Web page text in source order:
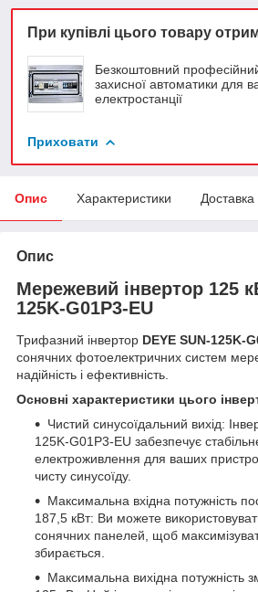
При купівлі цього товару
Безкоштовний професійний
захисної автоматики для
електростанції
Приховати
Опис Характеристики Доставка
Опис
Мережевий інвертор 125
125K-G01P3-EU
Трифазний інвертор DEYE SUN-125K-
сонячних фотоелектричних систем
надійність і ефективність.
Основні характеристики цього
Чистий синусоїдальний вихід:
125K-G01P3-EU забезпечує
електроживлення для ваших
чисту синусоїду.
Максимальна вхідна потужність
187,5 кВт: Ви можете
сонячних панелей, щоб
збирається.
Максимальна вихідна потужність